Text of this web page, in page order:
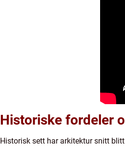
Historiske fordeler
Historisk sett har arkitektur snitt